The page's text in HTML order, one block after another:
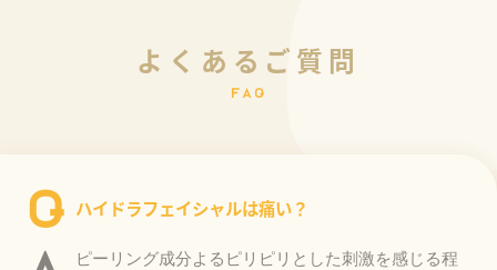
よ く あ る ご 質 問
F A Q
Q ハイドラフェイシャルは痛い？
ピーリング成分よるピリピリとした刺激を感じる程